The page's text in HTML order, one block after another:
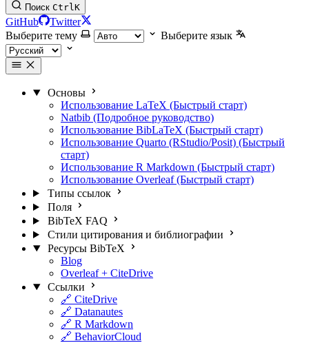
Поиск CtrlK
GitHub
Twitter
Выберите тему
Выберите язык
Основы
Использование LaTeX (Быстрый старт)
Natbib (Подробное руководство)
Использование BibLaTeX (Быстрый старт)
Использование Quarto (RStudio/Posit) (Быстрый
старт)
Использование R Markdown (Быстрый старт)
Использование Overleaf (Быстрый старт)
Типы ссылок
Поля
BibTeX FAQ
Стили цитирования и библиографии
Ресурсы BibTeX
Blog
Overleaf + CiteDrive
Ссылки
🔗 CiteDrive
🔗 Datanautes
🔗 R Markdown
🔗 BehaviorCloud